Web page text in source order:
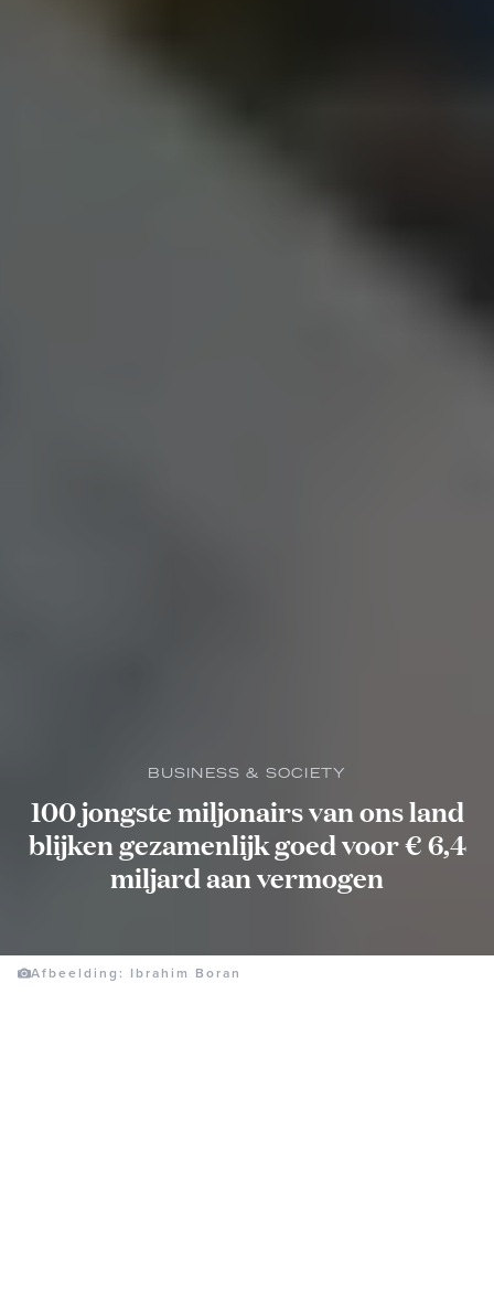
BUSINESS & SOCIETY
100 jongste miljonairs van ons land
blijken gezamenlijk goed voor € 6,4
miljard aan vermogen
Afbeelding: Ibrahim Boran